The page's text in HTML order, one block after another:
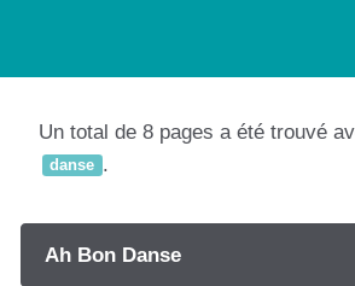
Un total de 8 pages a été trouvé
danse .
Ah Bon Danse